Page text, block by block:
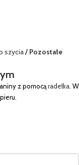
szycia
Pozostałe
z pomocąradełka. W